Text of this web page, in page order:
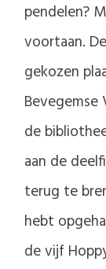
pendelen?
voortaan.
gekozen
Bevegemse
de
aan de
terug te
hebt
de vijf